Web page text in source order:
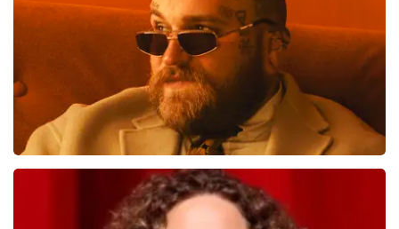
BESTEL NU
Teddy Swims
laatste 30 minuten